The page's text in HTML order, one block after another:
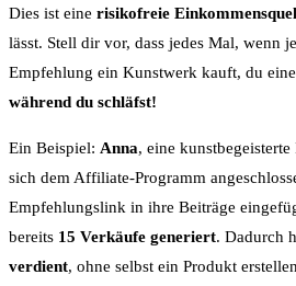
Dies ist eine risikofreie
lässt. Stell dir vor, dass jedes Mal, wenn
Empfehlung ein Kunstwerk kauft, du
während du schläfst!
Ein Beispiel: Anna, eine
sich dem Affiliate-Programm
Empfehlungslink in ihre Beiträge
bereits 15 Verkäufe generiert. Dadurch
verdient, ohne selbst ein Produkt